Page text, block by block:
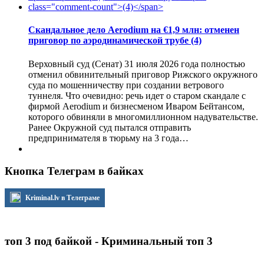
Скандальное дело Aerodium на €1,9 млн: отменен
приговор по аэродинамической трубе (4)
Верховный суд (Сенат) 31 июля 2026 года полностью
отменил обвинительный приговор Рижского окружного
суда по мошенничеству при создании ветрового
туннеля. Что очевидно: речь идет о старом скандале с
фирмой Aerodium и бизнесменом Иваром Бейтансом,
которого обвиняли в многомиллионном надувательстве.
Ранее Окружной суд пытался отправить
предпринимателя в тюрьму на 3 года…
Кнопка Телеграм в байках
Kriminal.lv в Телеграме
топ 3 под байкой - Криминальный топ 3